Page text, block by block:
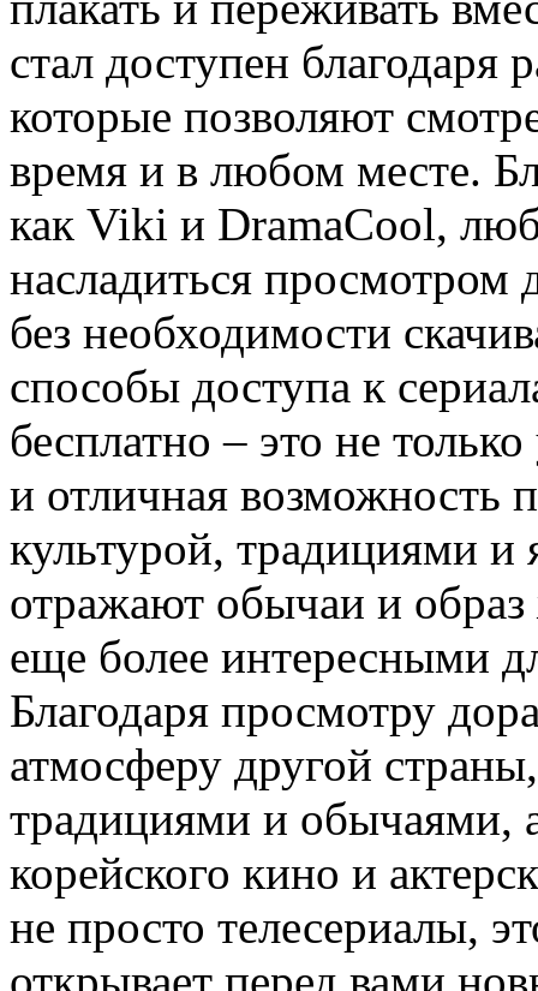
стал доступен благодаря
которые позволяют
время и в любом месте.
как Viki и DramaCool,
насладиться просмотром
без необходимости
способы доступа к
бесплатно – это не
и отличная возможность
культурой, традициями
отражают обычаи и образ
еще более интересными
Благодаря просмотру
атмосферу другой
традициями и обычаями,
корейского кино и
не просто телесериалы,
открывает перед вами